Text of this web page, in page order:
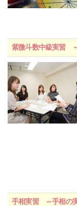
紫微斗数中級実習
手相実習 ～手相の